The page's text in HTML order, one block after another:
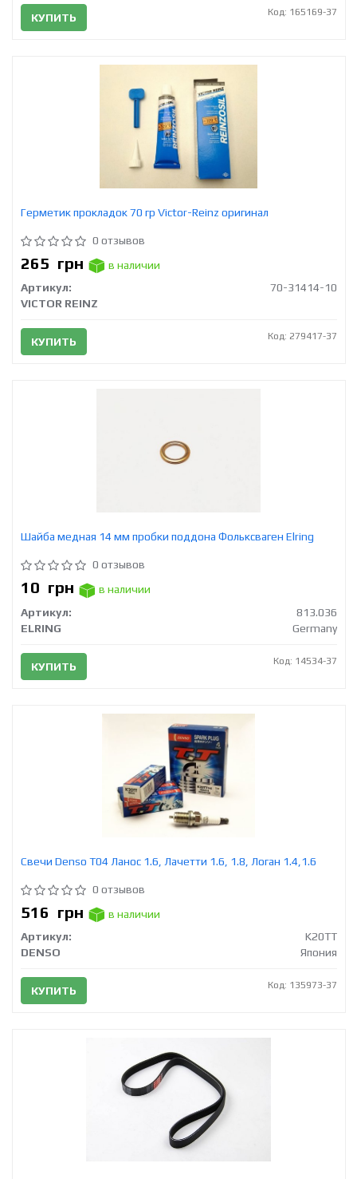
КУПИТЬ Код: 165169-37
Герметик прокладок 70 гр Victor-Reinz оригинал
0 отзывов
265 грн
в наличии
Артикул:
70-31414-10
VICTOR REINZ
КУПИТЬ Код: 279417-37
Шайба медная 14 мм пробки поддона Фольксваген Elring
0 отзывов
10 грн
в наличии
Артикул:
813.036
ELRING
Germany
КУПИТЬ Код: 14534-37
Свечи Denso T04 Ланос 1.6, Лачетти 1.6, 1.8, Логан 1.4,1.6
0 отзывов
516 грн
в наличии
Артикул:
K20TT
DENSO
Япония
КУПИТЬ Код: 135973-37